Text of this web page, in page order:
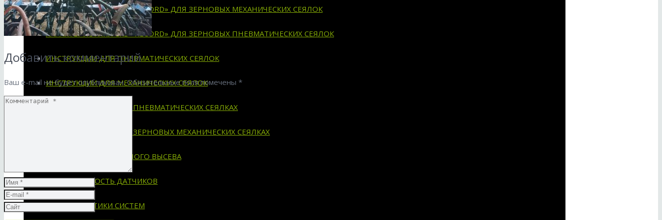
ХАРАКТЕРИСТИКИ СКВ «RECORD» ДЛЯ ЗЕРНОВЫХ МЕХАНИЧЕСКИХ СЕЯЛОК
ХАРАКТЕРИСТИКИ СКВ «RECORD» ДЛЯ ЗЕРНОВЫХ ПНЕВМАТИЧЕСКИХ СЕЯЛОК
ИНСТРУКЦИИ ДЛЯ ПНЕВМАТИЧЕСКИХ СЕЯЛОК
ИНСТРУКЦИИ ДЛЯ МЕХАНИЧЕСКИХ СЕЯЛОК
СХЕМЫ УСТАНОВКИ НА ПНЕВМАТИЧЕСКИХ СЕЯЛКАХ
СХЕМЫ УСТАНОВКИ НА ЗЕРНОВЫХ МЕХАНИЧЕСКИХ СЕЯЛКАХ
СИСТЕМА ДЛЯ СЕЯЛОК ТОЧНОГО ВЫСЕВА
ПРИМЕНЯЕМОСТЬ ДАТЧИКОВ
ХАРАКТЕРИСТИКИ СИСТЕМ
Добавить комментарий
Ваш e-mail не будет опубликован.Обязательные поля помечены *